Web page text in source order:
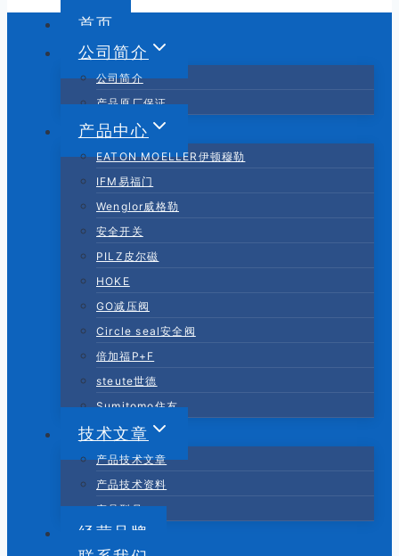
首页
公司简介
公司简介
产品原厂保证
产品中心
EATON MOELLER伊顿穆勒
IFM易福门
Wenglor威格勒
安全开关
PILZ皮尔磁
HOKE
GO减压阀
Circle seal安全阀
倍加福P+F
steute世德
Sumitomo住友
技术文章
产品技术文章
产品技术资料
产品型号
经营品牌